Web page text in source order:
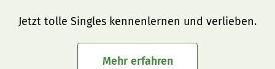
Jetzt tolle Singles kennenlernen und verlieben.
Mehr erfahren